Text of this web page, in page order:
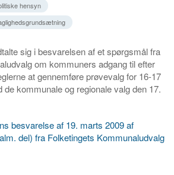
hensyn
sig i besvarelsen af et spørgsmål fra
om kommuners adgang til efter
at gennemføre prøvevalg for 16-17
de kommunale og regionale valg den 17.
besvarelse af 19. marts 2009 af
del) fra Folketingets Kommunaludvalg